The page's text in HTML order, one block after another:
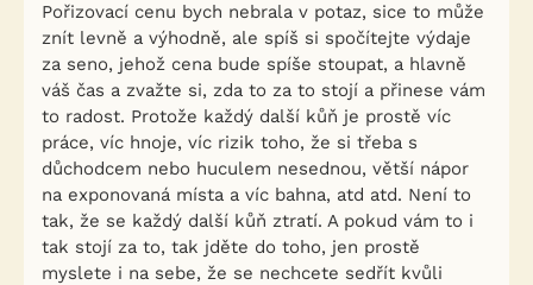
Pořizovací cenu bych nebrala v potaz, sice to může
znít levně a výhodně, ale spíš si spočítejte výdaje
za seno, jehož cena bude spíše stoupat, a hlavně
váš čas a zvažte si, zda to za to stojí a přinese vám
to radost. Protože každý další kůň je prostě víc
práce, víc hnoje, víc rizik toho, že si třeba s
důchodcem nebo huculem nesednou, větší nápor
na exponovaná místa a víc bahna, atd atd. Není to
tak, že se každý další kůň ztratí. A pokud vám to i
tak stojí za to, tak jděte do toho, jen prostě
myslete i na sebe, že se nechcete sedřít kvůli